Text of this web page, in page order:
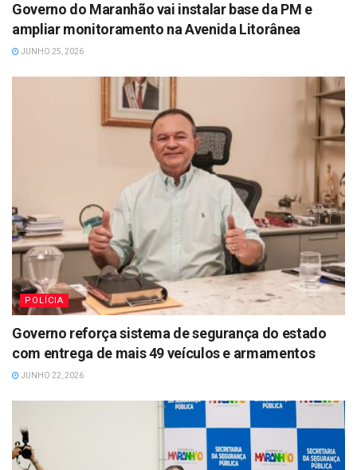
Governo do Maranhão vai instalar base da PM e
ampliar monitoramento na Avenida Litorânea
JUNHO 25, 2026
POLÍCIA
Governo reforça sistema de segurança do estado
com entrega de mais 49 veículos e armamentos
JUNHO 22, 2026